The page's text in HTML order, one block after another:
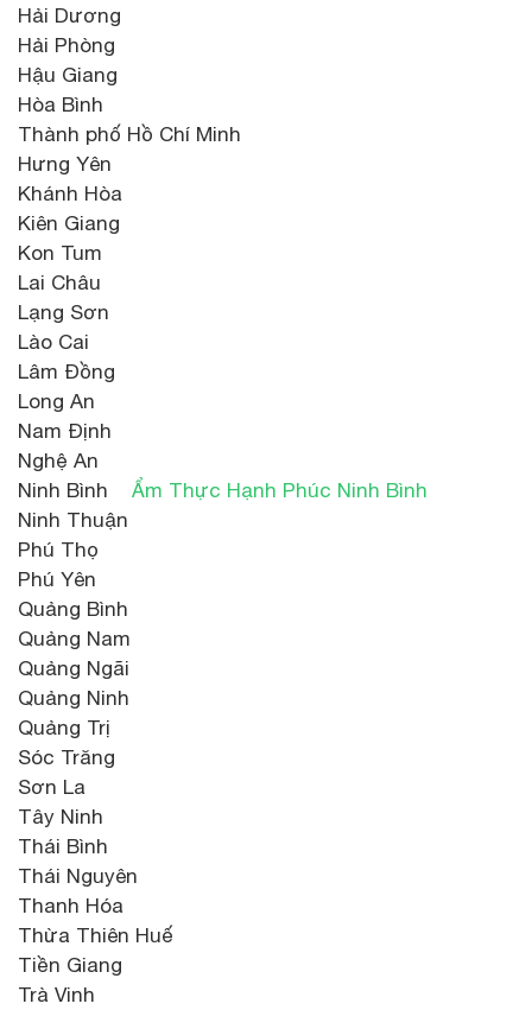
Hải Dương
Hải Phòng
Hậu Giang
Hòa Bình
Thành phố Hồ Chí Minh
Hưng Yên
Khánh Hòa
Kiên Giang
Kon Tum
Lai Châu
Lạng Sơn
Lào Cai
Lâm Đồng
Long An
Nam Định
Nghệ An
Ninh Bình Ẩm Thực Hạnh Phúc Ninh Bình
Ninh Thuận
Phú Thọ
Phú Yên
Quảng Bình
Quảng Nam
Quảng Ngãi
Quảng Ninh
Quảng Trị
Sóc Trăng
Sơn La
Tây Ninh
Thái Bình
Thái Nguyên
Thanh Hóa
Thừa Thiên Huế
Tiền Giang
Trà Vinh